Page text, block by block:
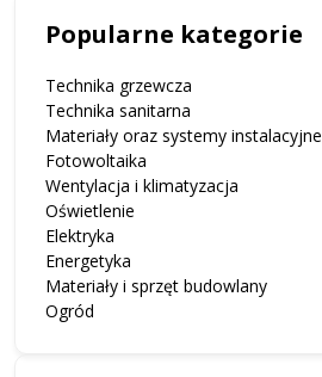
Popularne kategorie
Technika grzewcza
Technika sanitarna
Materiały oraz systemy instalacyjne
Fotowoltaika
Wentylacja i klimatyzacja
Oświetlenie
Elektryka
Energetyka
Materiały i sprzęt budowlany
Ogród